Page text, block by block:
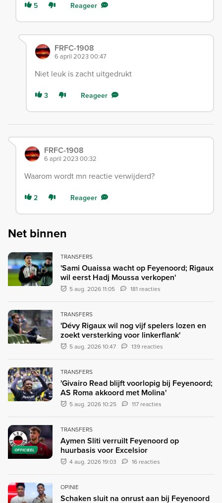
5 Reageer
FRFC-1908
6 april 2023 00:47
Niet leuk is zacht uitgedrukt
3 Reageer
FRFC-1908
6 april 2023 00:32
Waarom wordt mn reactie verwijderd?
2 Reageer
Net binnen
TRANSFERS
'Sami Ouaissa wacht op Feyenoord; Rigaux
wil eerst Hadj Moussa verkopen'
5 aug. 2026 11:05 181 reacties
TRANSFERS
'Dévy Rigaux wil nog vijf spelers lozen en
zoekt versterking voor linkerflank'
5 aug. 2026 10:47 139 reacties
TRANSFERS
'Givairo Read blijft voorlopig bij Feyenoord;
AS Roma akkoord met Molina'
5 aug. 2026 10:25 117 reacties
OFFICIEEL
TRANSFERS
Aymen Sliti verruilt Feyenoord op
huurbasis voor Excelsior
4 aug. 2026 19:03 16 reacties
OPINIE
Schaken sluit na onrust aan bij Feyenoord